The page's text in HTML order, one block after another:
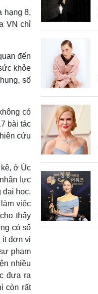
hạng 8,
VN chỉ
đến
khỏe
số
có
bài tác
cứu
ở Úc
lực
đại học.
việc
thấy
có số
ít đơn vị
phạm
nhiều
đưa ra
còn rất